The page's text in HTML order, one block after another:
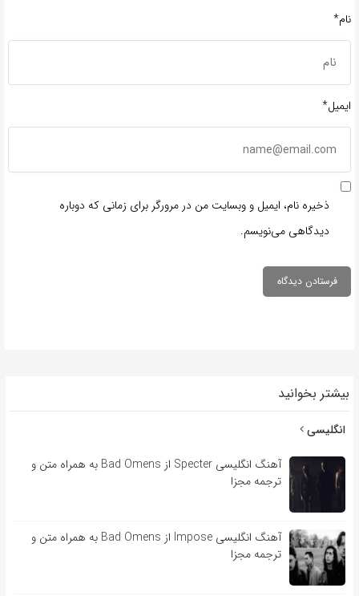
نام*
ایمیل*
ذخیره نام، ایمیل و وبسایت من در مرورگر برای زمانی که دوباره
دیدگاهی می‌نویسم.
بیشتر بخوانید
انگلیسی
آهنگ انگلیسی Specter از Bad Omens به همراه متن و
ترجمه مجزا
آهنگ انگلیسی Impose از Bad Omens به همراه متن و
ترجمه مجزا